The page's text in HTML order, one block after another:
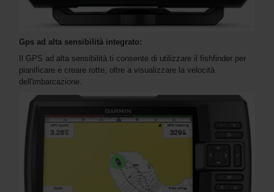
Gps ad alta sensibilità integrato:
Il GPS ad alta sensibilità ti consente di utilizzare il fishfinder per
pianificare e creare rotte, oltre a visualizzare la velocità
dell'imbarcazione.